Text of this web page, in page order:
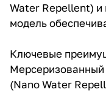
Water Repellent) и
модель
Ключевые
Мерсеризованный
(Nano Water